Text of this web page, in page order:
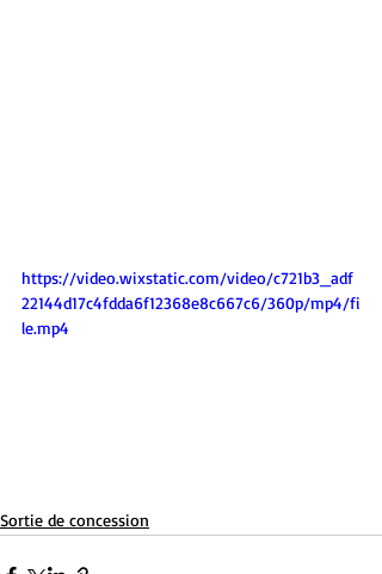
https://video.wixstatic.com/video/c721b3_adf
22144d17c4fdda6f12368e8c667c6/360p/mp4/fi
le.mp4
Sortie de concession